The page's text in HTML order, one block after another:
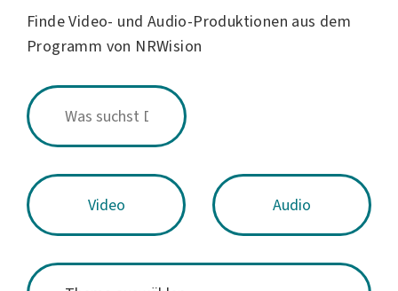
Finde Video- und Audio-Produktionen aus dem
Programm von NRWision
Video Audio